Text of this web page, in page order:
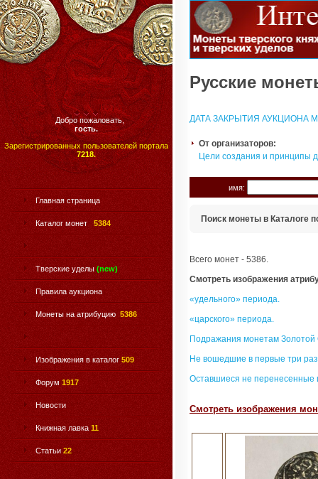
Добро пожаловать,
гость.
Зарегистрированных пользователей портала
7218.
Главная страница
Каталог монет 5384
Тверские уделы (new)
Правила аукциона
Монеты на атрибуцию 5386
Изображения в каталог 509
Форум 1917
Новости
Книжная лавка 11
Статьи 22
Русские
ДАТА ЗАКРЫТИЯ АУКЦИОНА
От организаторов:
Цели создания и принципы
имя:
Поиск монеты в Каталоге
Всего монет - 5386.
Смотреть изображения
«удельного» периода.
«царского» периода.
Подражания монетам
Не вошедшие в первые три
Оставшиеся не перенесенные
Смотреть изображения